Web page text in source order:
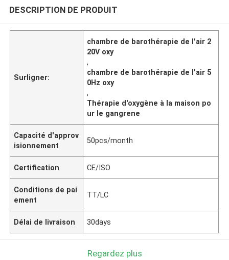
DESCRIPTION DE PRODUIT
Surligner:
chambre de barothérapie de l'air 2
20V oxy
,
chambre de barothérapie de l'air 5
0Hz oxy
,
Thérapie d'oxygène à la maison po
ur le gangrene
Capacité d'approv
isionnement
50pcs/month
Certification CE/ISO
Conditions de pai
ement
TT/LC
Délai de livraison 30days
Regardez plus